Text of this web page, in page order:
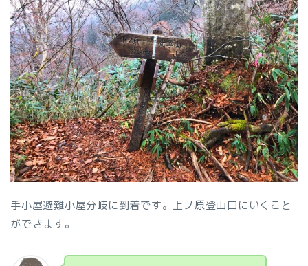
手小屋避難小屋分岐に到着です。上ノ原登山口にいくこと
ができます。